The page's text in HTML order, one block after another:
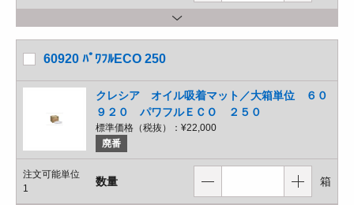
60920 ﾊﾟﾜﾌﾙECO 250
クレシア オイル吸着マット／大箱単位 ６０
９２０ パワフルＥＣＯ ２５０
標準価格（税抜）： ¥22,000
廃番
注文可能単位
1
数量 箱